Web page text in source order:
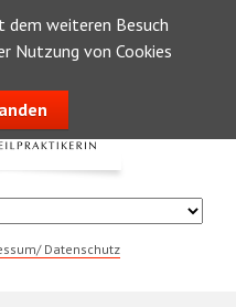
Datenschutz
dem weiteren Besuch
Nutzung von Cookies